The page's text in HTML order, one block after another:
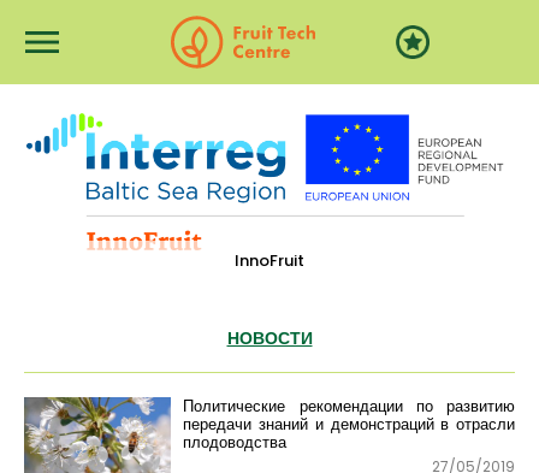
InnoFruit
НОВОСТИ
Политические рекомендации по развитию
передачи знаний и демонстраций в отрасли
плодоводства
27/05/2019